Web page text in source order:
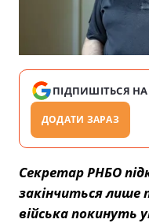
ПІДПИШІТЬСЯ НА
ДОДАТИ ЗАРАЗ
Секретар РНБО
закінчиться лише
війська покинуть